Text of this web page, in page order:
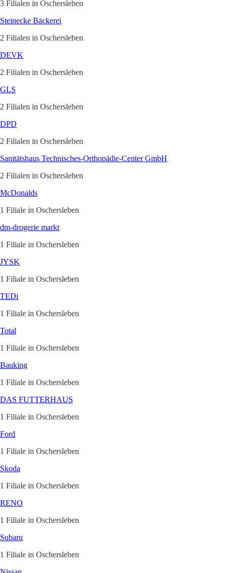
3 Filialen in Oschersleben
Steinecke Bäckerei
2 Filialen in Oschersleben
DEVK
2 Filialen in Oschersleben
GLS
2 Filialen in Oschersleben
DPD
2 Filialen in Oschersleben
Sanitätshaus Technisches-Orthopädie-Center GmbH
2 Filialen in Oschersleben
McDonalds
1 Filiale in Oschersleben
dm-drogerie markt
1 Filiale in Oschersleben
JYSK
1 Filiale in Oschersleben
TEDi
1 Filiale in Oschersleben
Total
1 Filiale in Oschersleben
Bauking
1 Filiale in Oschersleben
DAS FUTTERHAUS
1 Filiale in Oschersleben
Ford
1 Filiale in Oschersleben
Skoda
1 Filiale in Oschersleben
RENO
1 Filiale in Oschersleben
Subaru
1 Filiale in Oschersleben